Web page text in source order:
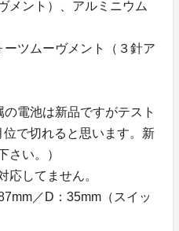
メント）、アルミニウム
ツムーヴメント（３針ア
電池は新品ですがテスト
で切れると思います。新
さい。）
してません。
／D：35mm（スイッ